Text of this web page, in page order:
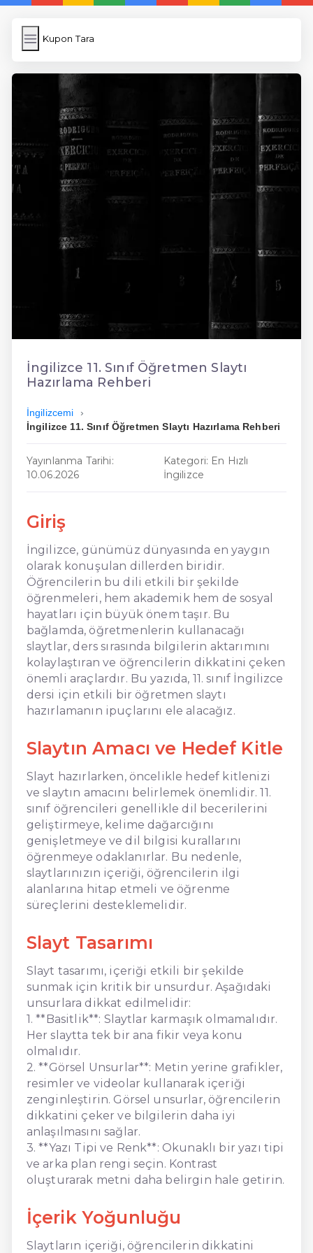
Kupon Tara
Kupon Tara
Image Upload
WP Cache Plugin
Anasayfa
5 Günde İngilizce
Dil Eğitimi
En Hızlı İngilizce
En Ucuz İngilizce
En Uygun İngilizce
İngilizce 11. Sınıf Öğretmen Slaytı
Hazırlama Rehberi
İngilizcemi
İngilizce 11. Sınıf Öğretmen Slaytı Hazırlama Rehberi
Yayınlanma Tarihi:
10.06.2026
Kategori: En Hızlı
İngilizce
Giriş
İngilizce, günümüz dünyasında en yaygın
olarak konuşulan dillerden biridir.
Öğrencilerin bu dili etkili bir şekilde
öğrenmeleri, hem akademik hem de sosyal
hayatları için büyük önem taşır. Bu
bağlamda, öğretmenlerin kullanacağı
slaytlar, ders sırasında bilgilerin aktarımını
kolaylaştıran ve öğrencilerin dikkatini çeken
önemli araçlardır. Bu yazıda, 11. sınıf İngilizce
dersi için etkili bir öğretmen slaytı
hazırlamanın ipuçlarını ele alacağız.
Slaytın Amacı ve Hedef Kitle
Slayt hazırlarken, öncelikle hedef kitlenizi
ve slaytın amacını belirlemek önemlidir. 11.
sınıf öğrencileri genellikle dil becerilerini
geliştirmeye, kelime dağarcığını
genişletmeye ve dil bilgisi kurallarını
öğrenmeye odaklanırlar. Bu nedenle,
slaytlarınızın içeriği, öğrencilerin ilgi
alanlarına hitap etmeli ve öğrenme
süreçlerini desteklemelidir.
Slayt Tasarımı
Slayt tasarımı, içeriği etkili bir şekilde
sunmak için kritik bir unsurdur. Aşağıdaki
unsurlara dikkat edilmelidir:
1. **Basitlik**: Slaytlar karmaşık olmamalıdır.
Her slaytta tek bir ana fikir veya konu
olmalıdır.
2. **Görsel Unsurlar**: Metin yerine grafikler,
resimler ve videolar kullanarak içeriği
zenginleştirin. Görsel unsurlar, öğrencilerin
dikkatini çeker ve bilgilerin daha iyi
anlaşılmasını sağlar.
3. **Yazı Tipi ve Renk**: Okunaklı bir yazı tipi
ve arka plan rengi seçin. Kontrast
oluşturarak metni daha belirgin hale getirin.
İçerik Yoğunluğu
Slaytların içeriği, öğrencilerin dikkatini